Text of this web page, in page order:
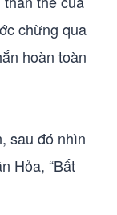
chừng qua
hoàn toàn
sau đó nhìn
Hỏa, “Bất